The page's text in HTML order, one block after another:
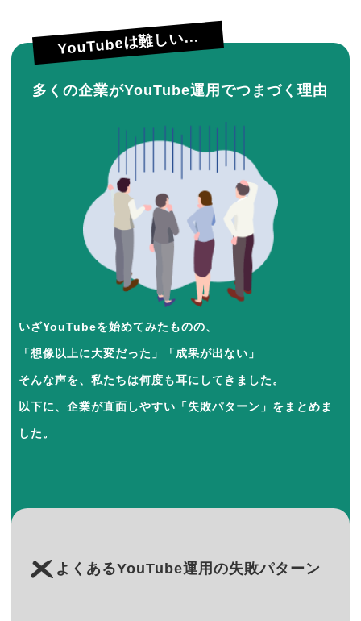
YouTubeは難しい...
多くの企業がYouTube運用でつまづく理由
いざYouTubeを始めてみたものの、
「想像以上に大変だった」「成果が出ない」
そんな声を、私たちは何度も耳にしてきました。
以下に、企業が直面しやすい「失敗パターン」をまとめま
した。
よくあるYouTube運用の失敗パターン